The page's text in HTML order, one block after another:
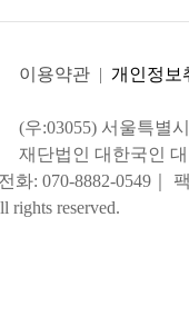
이용약관 | 개인정보
(우:03055) 서울특별
재단법인 대한국인
화: 070-8882-0549｜
rights reserved.